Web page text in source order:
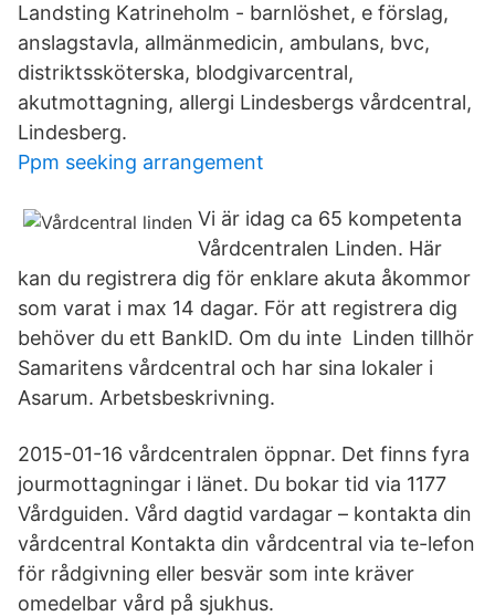
Landsting Katrineholm - barnlöshet, e förslag,
anslagstavla, allmänmedicin, ambulans, bvc,
distriktssköterska, blodgivarcentral,
akutmottagning, allergi Lindesbergs vårdcentral,
Lindesberg.
Ppm seeking arrangement
Vi är idag ca 65 kompetenta
Vårdcentralen Linden. Här
kan du registrera dig för enklare akuta åkommor
som varat i max 14 dagar. För att registrera dig
behöver du ett BankID. Om du inte Linden tillhör
Samaritens vårdcentral och har sina lokaler i
Asarum. Arbetsbeskrivning.
2015-01-16 vårdcentralen öppnar. Det finns fyra
jourmottagningar i länet. Du bokar tid via 1177
Vårdguiden. Vård dagtid vardagar – kontakta din
vårdcentral Kontakta din vårdcentral via te-lefon
för rådgivning eller besvär som inte kräver
omedelbar vård på sjukhus.